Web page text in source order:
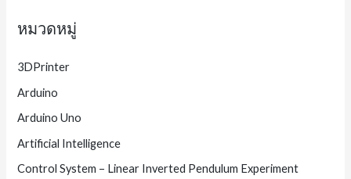
หมวดหมู่
3DPrinter
Arduino
Arduino Uno
Artificial Intelligence
Control System – Linear Inverted Pendulum Experiment